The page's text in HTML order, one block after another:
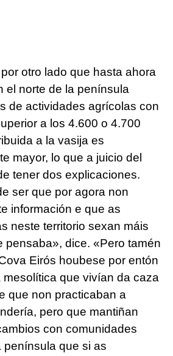
otro lado que hasta ahora
el norte de la península
de actividades agrícolas con
a los 4.600 o 4.700
a la vasija es
mayor, lo que a juicio del
tener dos explicaciones.
ser que por agora non
información e que as
neste territorio sexan máis
pensaba», dice. «Pero tamén
Eirós houbese por entón
mesolítica que vivían da caza
que non practicaban a
pero que mantiñan
con comunidades
península que si as